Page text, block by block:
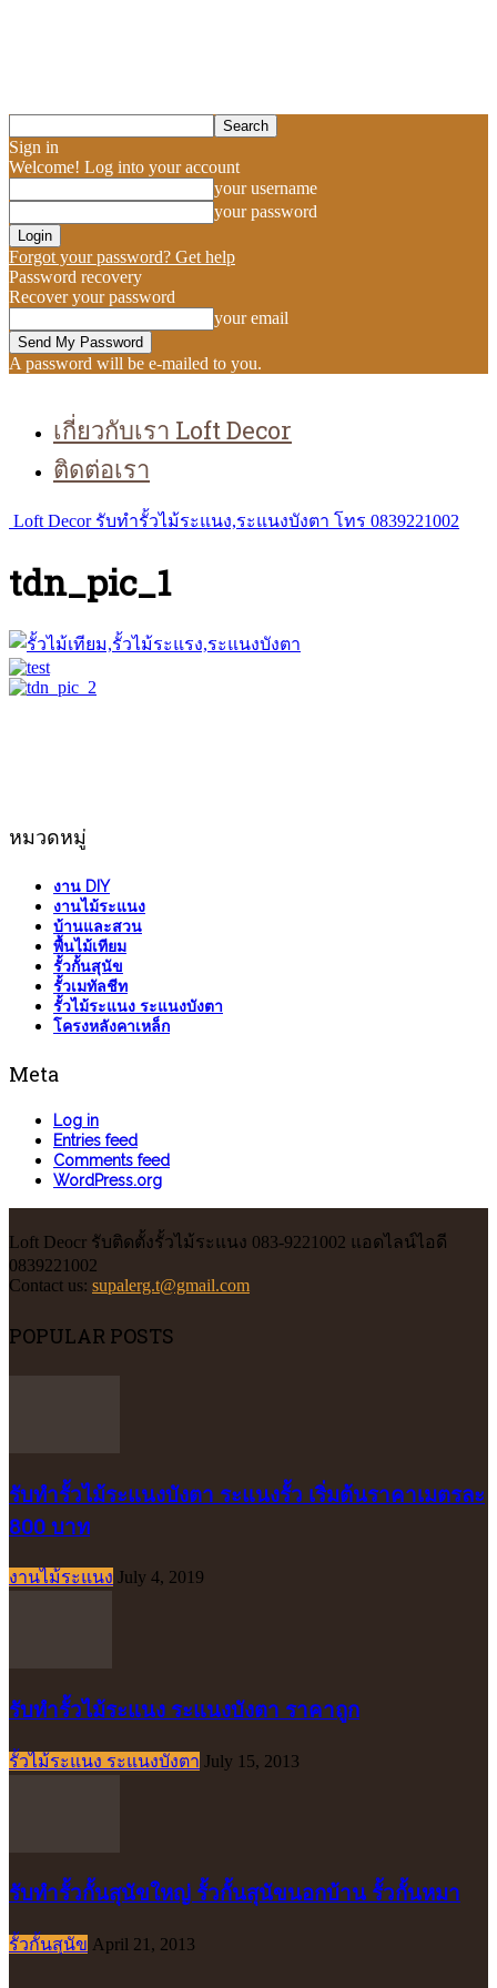
Sign in
Welcome! Log into your account
your username
your password
Forgot your password? Get help
Password recovery
Recover your password
your email
A password will be e-mailed to you.
เกี่ยวกับเรา Loft Decor
ติดต่อเรา
Loft Decor รับทำรั้วไม้ระแนง,ระแนงบังตา โทร 0839221002
tdn_pic_1
หมวดหมู่
งาน DIY
งานไม้ระแนง
บ้านและสวน
พื้นไม้เทียม
รั้วกั้นสุนัข
รั้วเมทัลชีท
รั้วไม้ระแนง ระแนงบังตา
โครงหลังคาเหล็ก
Meta
Log in
Entries feed
Comments feed
WordPress.org
Loft Deocr รับติดตั้งรั้วไม้ระแนง 083-9221002 แอดไลน์ไอดี
0839221002
Contact us: supalerg.t@gmail.com
POPULAR POSTS
รับทำรั้วไม้ระแนงบังตา ระแนงรั้ว เริ่มต้นราคาเมตรละ
800 บาท
งานไม้ระแนง July 4, 2019
รับทำรั้วไม้ระแนง ระแนงบังตา ราคาถูก
รั้วไม้ระแนง ระแนงบังตา July 15, 2013
รับทำรั้วกั้นสุนัขใหญ่ รั้วกั้นสุนัขนอกบ้าน รั้วกั้นหมา
รั้วกั้นสุนัข April 21, 2013